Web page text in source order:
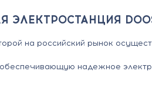
ЭЛЕКТРОСТАНЦИЯ
на российский рынок
надежное